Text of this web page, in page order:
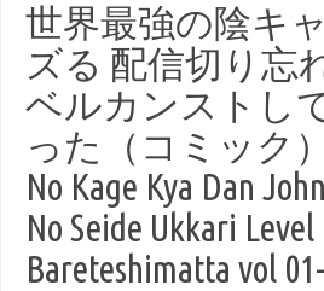
世界最強の陰キ
ズる 配信切り忘
ベルカンストし
った（コミック）
No Kage Kya Dan
No Seide Ukkari
Bareteshimatta vol